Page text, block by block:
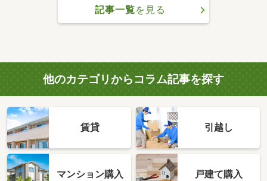
記事一覧を見る
他のカテゴリからコラム記事を探す
賃貸 引越し
マンション購入 戸建て購入